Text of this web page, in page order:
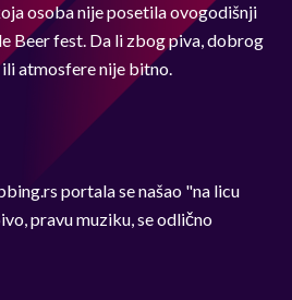
osoba nije posetila ovogodišnji
Beer fest. Da li zbog piva, dobrog
atmosfere nije bitno.
portala se našao "na licu
pravu muziku, se odlično